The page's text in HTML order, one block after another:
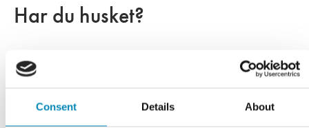
Consent Details About
Har du husket?